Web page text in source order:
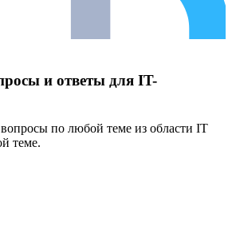
и ответы для IT-
по любой теме из области IT
теме.